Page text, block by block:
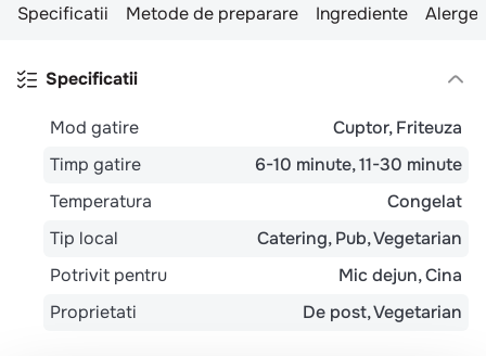
Specificatii Metode de preparare Ingrediente
Specificatii
Mod gatire Cuptor Friteuza
Timp gatire
6-10 minute 11-30 minute
Temperatura
Congelat
Tip local
Catering Pub Vegetarian
Potrivit pentru
Mic dejun Cina
Proprietati
De post Vegetarian